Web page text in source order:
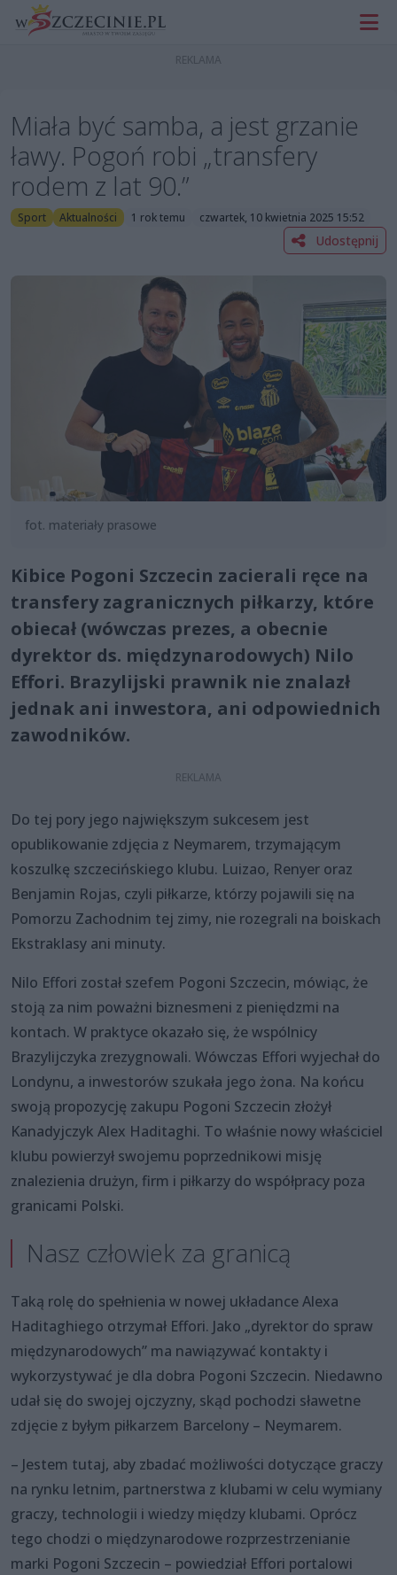
Miała być samba, a jest grzanie
ławy. Pogoń robi „transfery
rodem z lat 90.”
Sport Aktualności 1 rok temu czwartek, 10 kwietnia 2025 15:52
Udostępnij
fot. materiały prasowe
Kibice Pogoni Szczecin zacierali ręce na
transfery zagranicznych piłkarzy, które
obiecał (wówczas prezes, a obecnie
dyrektor ds. międzynarodowych) Nilo
Effori. Brazylijski prawnik nie znalazł
jednak ani inwestora, ani odpowiednich
zawodników.
Do tej pory jego największym sukcesem jest
opublikowanie zdjęcia z Neymarem, trzymającym
koszulkę szczecińskiego klubu. Luizao, Renyer oraz
Benjamin Rojas, czyli piłkarze, którzy pojawili się na
Pomorzu Zachodnim tej zimy, nie rozegrali na boiskach
Ekstraklasy ani minuty.
Nilo Effori został szefem Pogoni Szczecin, mówiąc, że
stoją za nim poważni biznesmeni z pieniędzmi na
kontach. W praktyce okazało się, że wspólnicy
Brazylijczyka zrezygnowali. Wówczas Effori wyjechał do
Londynu, a inwestorów szukała jego żona. Na końcu
swoją propozycję zakupu Pogoni Szczecin złożył
Kanadyjczyk Alex Haditaghi. To właśnie nowy właściciel
klubu powierzył swojemu poprzednikowi misję
znalezienia drużyn, firm i piłkarzy do współpracy poza
granicami Polski.
Nasz człowiek za granicą
Taką rolę do spełnienia w nowej układance Alexa
Haditaghiego otrzymał Effori. Jako „dyrektor do spraw
międzynarodowych” ma nawiązywać kontakty i
wykorzystywać je dla dobra Pogoni Szczecin. Niedawno
udał się do swojej ojczyzny, skąd pochodzi sławetne
zdjęcie z byłym piłkarzem Barcelony – Neymarem.
– Jestem tutaj, aby zbadać możliwości dotyczące graczy
na rynku letnim, partnerstwa z klubami w celu wymiany
graczy, technologii i wiedzy między klubami. Oprócz
tego chodzi o międzynarodowe rozprzestrzenianie
marki Pogoni Szczecin – powiedział Effori portalowi